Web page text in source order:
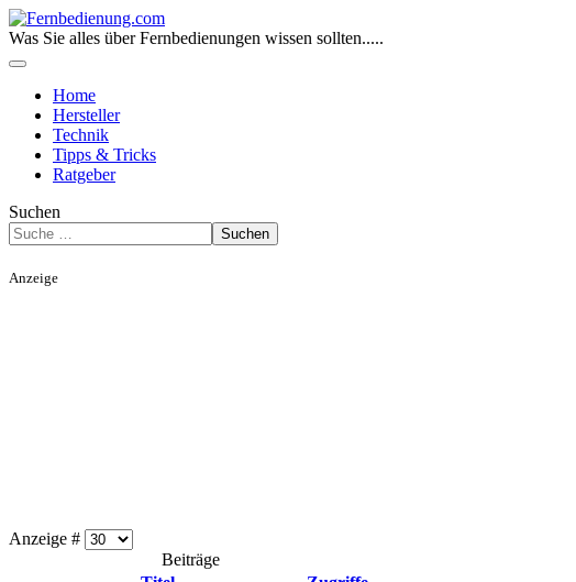
Was Sie alles über Fernbedienungen wissen sollten.....
Home
Hersteller
Technik
Tipps & Tricks
Ratgeber
Suchen
Suchen
Anzeige
Anzeige #
Beiträge